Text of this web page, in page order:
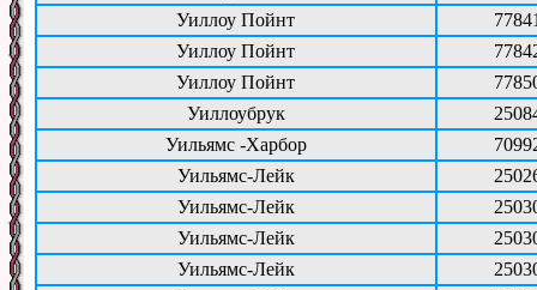
Уиллоу Пойнт
Уиллоу Пойнт
Уиллоу Пойнт
Уиллоубрук
Уильямс -Харбор
Уильямс-Лейк
Уильямс-Лейк
Уильямс-Лейк
Уильямс-Лейк